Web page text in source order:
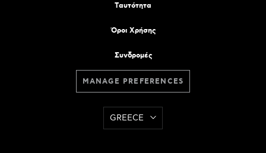
Tαυτότητα
Όροι Χρήσης
Συνδρομές
MANAGE PREFERENCES
GREECE